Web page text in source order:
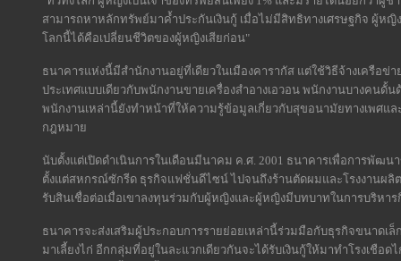
สามารถหาหลักทรัพย์มาค้ำประกันเงินกู้ เมื่อไม่มีสิทธิทางเศรษฐกิจ ผู้ห
โลกนี้ได้คือเปลี่ยนชีวิตของผู้หญิงเสียก่อน"
ธนาคารแห่งนี้มีสำนักงานอยู่ที่เดียวในเมืองคารากัส แต่ใช้วิธีจ้างเครือข่
ประเทศแบบเดียวกับพนักงานขายเครื่องสำอางเอวอน พนักงานบางคน
พนักงานเหล่านี้ยังทำหน้าที่ให้ความรู้ข้อมูลเกี่ยวกับสุขอนามัยทางเพศแ
กฎหมาย
นับตั้งแต่เปิดดำเนินการในเดือนมีนาคม ค.ศ. 2001 ธนาคารเพื่อการพัฒน
ตั้งแต่สหกรณ์ซักรีด ธุรกิจแฟชั่นดีไซน์ ไปจนถึงร้านตัดผมและโรงงานผลิ
รับสินเชื่อต่อเมื่อเขาลงทุนร่วมกับผู้หญิงและผู้หญิงมีบทบาทในการบริหาร
ธนาคารจะส่งเสริมผู้ประกอบการรายย่อยเหล่านี้ร่วมมือกับธุรกิจขนาดเ
มาเลี้ยงไก่ อีกกลุ่มที่อยู่ในละแวกเดียวกันจะได้รับเงินกู้ให้มาทำโรงเชือ